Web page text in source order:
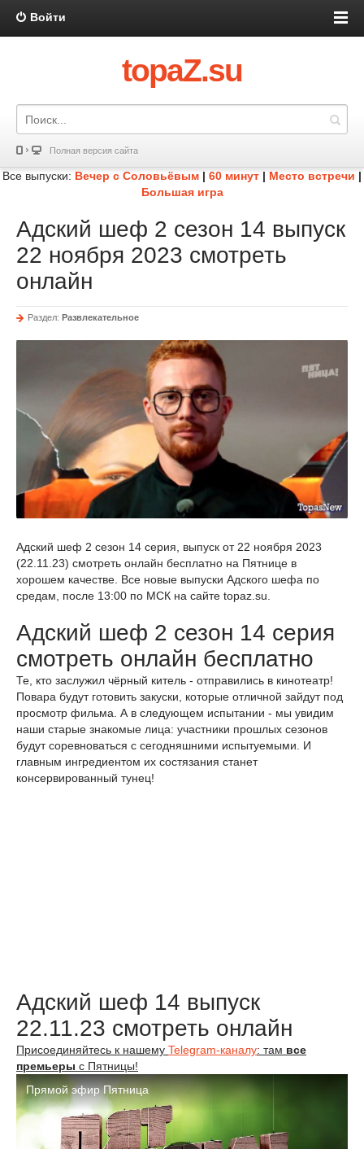
Войти
topaZ.su
Полная версия сайта
Все выпуски: Вечер с Соловьёвым | 60 минут | Место встречи |
Большая игра
Адский шеф 2 сезон 14 выпуск
22 ноября 2023 смотреть
онлайн
Раздел: Развлекательное
Адский шеф 2 сезон 14 серия, выпуск от 22 ноября 2023
(22.11.23) смотреть онлайн бесплатно на Пятнице в
хорошем качестве. Все новые выпуски Адского шефа по
средам, после 13:00 по МСК на сайте topaz.su.
Адский шеф 2 сезон 14 серия
смотреть онлайн бесплатно
Те, кто заслужил чёрный китель - отправились в кинотеатр!
Повара будут готовить закуски, которые отличной зайдут под
просмотр фильма. А в следующем испытании - мы увидим
наши старые знакомые лица: участники прошлых сезонов
будут соревноваться с сегодняшними испытуемыми. И
главным ингредиентом их состязания станет
консервированный тунец!
Адский шеф 14 выпуск
22.11.23 смотреть онлайн
Присоединяйтесь к нашему Telegram-каналу: там все
премьеры с Пятницы!